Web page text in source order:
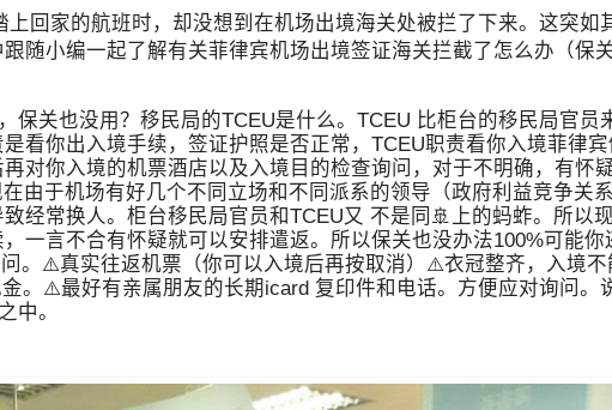
回家的航班时，却没想到在机场出境海关处被拦了下来。这突如
随小编一起了解有关菲律宾机场出境签证海关拦截了怎么办（保
保关也没用？移民局的TCEU是什么。TCEU 比柜台的移民局官员
看你出入境手续，签证护照是否正常，TCEU职责看你入境菲律
对你入境的机票酒店以及入境目的检查询问，对于不明确，有怀
由于机场有好几个不同立场和不同派系的领导（政府利益竞争关
经常换人。柜台移民局官员和TCEU又 不是同🚢上的蚂蚱。所以
一言不合有怀疑就可以安排遣返。所以保关也没办法100%可能
。⚠️真实往返机票（你可以入境后再按取消）⚠️衣冠整齐，入境
。⚠️最好有亲属朋友的长期icard 复印件和电话。方便应对询问。
中。